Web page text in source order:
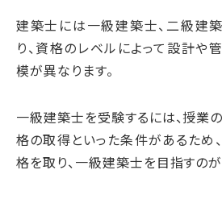
建築士には一級建築士、二級建
り、資格のレベルによって設計や
模が異なります。
一級建築士を受験するには、授業
格の取得といった条件があるため
格を取り、一級建築士を目指すのが